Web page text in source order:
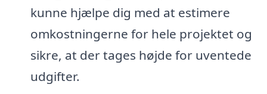
kunne hjælpe dig med at estimere
omkostningerne for hele projektet og
sikre, at der tages højde for uventede
udgifter.